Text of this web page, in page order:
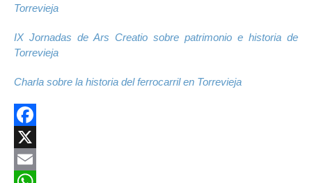
Torrevieja
IX Jornadas de Ars Creatio sobre patrimonio e historia de
Torrevieja
Charla sobre la historia del ferrocarril en Torrevieja
Facebook
X
Email